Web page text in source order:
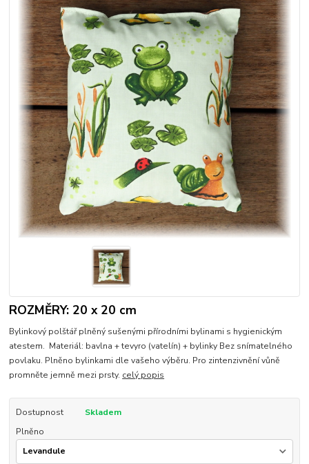
ROZMĚRY: 20 x 20 cm
Bylinkový polštář plněný sušenými přírodními bylinami s hygienickým
atestem. Materiál: bavlna + tevyro (vatelín) + bylinky Bez snímatelného
povlaku. Plněno bylinkami dle vašeho výběru. Pro zintenzivnění vůně
promněte jemně mezi prsty. celý popis
Dostupnost
Skladem
Plněno